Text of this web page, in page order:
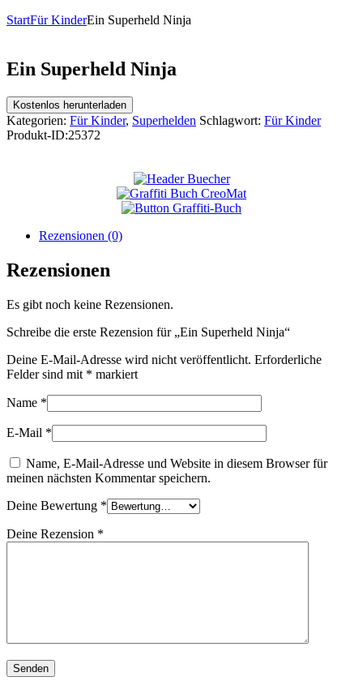
StartFür KinderEin Superheld Ninja
Ein Superheld Ninja
Kostenlos herunterladen
Kategorien: Für Kinder, Superhelden Schlagwort: Für Kinder
Produkt-ID:25372
Rezensionen (0)
Rezensionen
Es gibt noch keine Rezensionen.
Schreibe die erste Rezension für „Ein Superheld Ninja“
Deine E-Mail-Adresse wird nicht veröffentlicht. Erforderliche
Felder sind mit * markiert
Name *
E-Mail *
Name, E-Mail-Adresse und Website in diesem Browser für
meinen nächsten Kommentar speichern.
Deine Bewertung *
Deine Rezension *